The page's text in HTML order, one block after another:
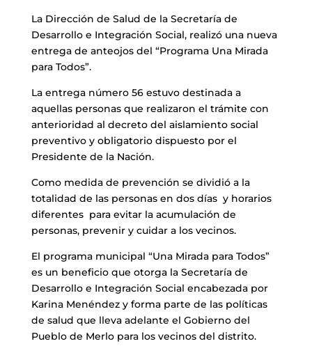
La Dirección de Salud de la Secretaría de
Desarrollo e Integración Social, realizó una nueva
entrega de anteojos del “Programa Una Mirada
para Todos”.
La entrega número 56 estuvo destinada a
aquellas personas que realizaron el trámite con
anterioridad al decreto del aislamiento social
preventivo y obligatorio dispuesto por el
Presidente de la Nación.
Como medida de prevención se dividió a la
totalidad de las personas en dos días y horarios
diferentes para evitar la acumulación de
personas, prevenir y cuidar a los vecinos.
El programa municipal “Una Mirada para Todos”
es un beneficio que otorga la Secretaría de
Desarrollo e Integración Social encabezada por
Karina Menéndez y forma parte de las políticas
de salud que lleva adelante el Gobierno del
Pueblo de Merlo para los vecinos del distrito.